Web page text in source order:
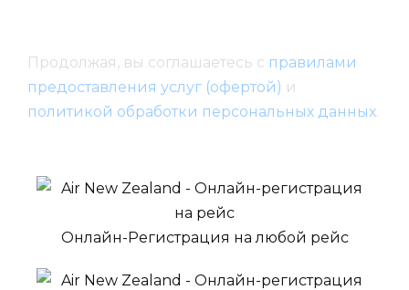
Продолжая, вы соглашаетесь с правилами
предоставления услуг (офертой) и
политикой обработки персональных данных.
Онлайн-Регистрация на любой рейс